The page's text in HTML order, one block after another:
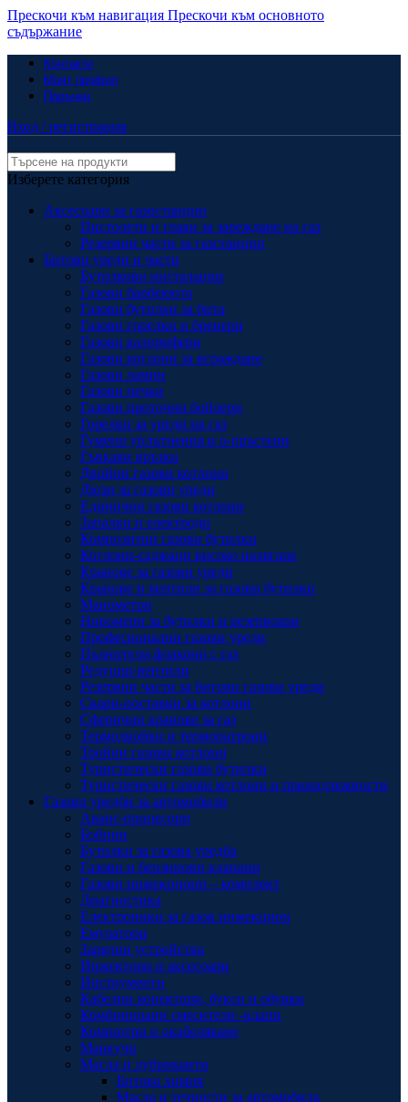
Прескочи към навигация Прескочи към основното
съдържание
Контакти
Моят профил
Поръчки
Вход / регистрация
Изберете категория
Аксесоари за газостанции
Пистолети и глави за зареждане на газ
Резервни части за газстанции
Битови уреди и части
Бутилкови инсталации
Газови барбекюта
Газови бутилки за бита
Газови горелки и бренери
Газови калорифери
Газови котлони за вграждане
Газови лампи
Газови печки
Газови проточни бойлери
Горелки за уреди на газ
Гумени уплътнения и о-пръстени
Гъвкави връзки
Двойни газови котлони
Дюзи за газови уреди
Единични газови котлони
Запалки и електроди
Композитни газови бутилки
Котлони-саджаци високо налягане
Кранове за газови уреди
Кранове и вентили за газови бутилки
Манометри
Нивомери за бутилки и резервоари
Професионални газови уреди
Пълнители,флакони с газ
Редуцир-вентили
Резервни части за битови газови уреди
Скари-поставки за котлони
Сферични кранове за газ
Термодвойки и термопатрони
Тройни газови котлони
Туристически газови бутилки
Туристически газови котлони и принадлежности
Газови уредби за автомобили
Аванс-процесори
Бобини
Бутилки за газова уредба
Газови и бензинови клапани
Газови инжекциони – комплект
Диагностика
Електроники за газов инжекцион
Емулатори
Зарядни устройства
Инжектори и аксесоари
Инструменти
Кабелни конектори, букси и обувки
Комбинирани смесители -клапи
Компютри и окабеляване
Маркучи
Масла и лубриканти
Битова химия
Масла и течности за автомобила